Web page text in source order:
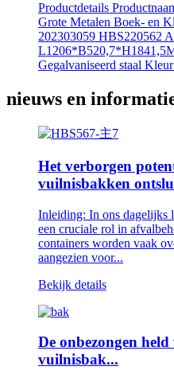
Productdetails
Grote Metalen Boek- en
202303059 HBS220562
Gegalvaniseerd staal
nieuws en
Het verborgen
vuilnisbakken
Inleiding: In ons dagelijks
een cruciale rol in
containers worden vaak
aangezien voor...
Bekijk details
De onbezongen
vuilnisbak...